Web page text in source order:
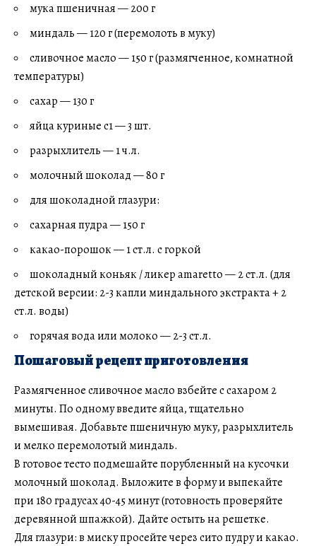
мука пшеничная — 200 г
миндаль — 120 г (перемолоть в муку)
сливочное масло — 150 г (размягченное, комнатной
температуры)
сахар — 130 г
яйца куриные с1 — 3 шт.
разрыхлитель — 1 ч.л.
молочный шоколад — 80 г
для шоколадной глазури:
сахарная пудра — 150 г
какао-порошок — 1 ст.л. с горкой
шоколадный коньяк / ликер amaretto — 2 ст.л. (для
детской версии: 2-3 капли миндального экстракта + 2
ст.л. воды)
горячая вода или молоко — 2-3 ст.л.
Пошаговый рецепт приготовления
Размягченное сливочное масло взбейте с сахаром 2
минуты. По одному введите яйца, тщательно
вымешивая. Добавьте пшеничную муку, разрыхлитель
и мелко перемолотый миндаль.
В готовое тесто подмешайте порубленный на кусочки
молочный шоколад. Выложите в форму и выпекайте
при 180 градусах 40-45 минут (готовность проверяйте
деревянной шпажкой). Дайте остыть на решетке.
Для глазури: в миску просейте через сито пудру и какао.